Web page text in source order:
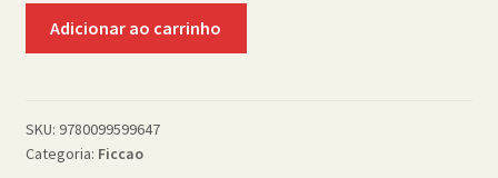
pb)
04/15
Adicionar ao carrinho
SKU: 9780099599647
Categoria: Ficcao